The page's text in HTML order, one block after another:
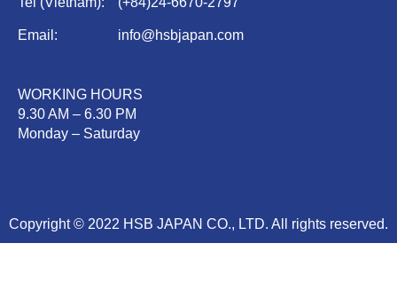
Email: info@hsbjapan.com
WORKING HOURS
9.30 AM – 6.30 PM
Monday – Saturday
Copyright © 2022 HSB JAPAN CO., LTD. All rights reserved.